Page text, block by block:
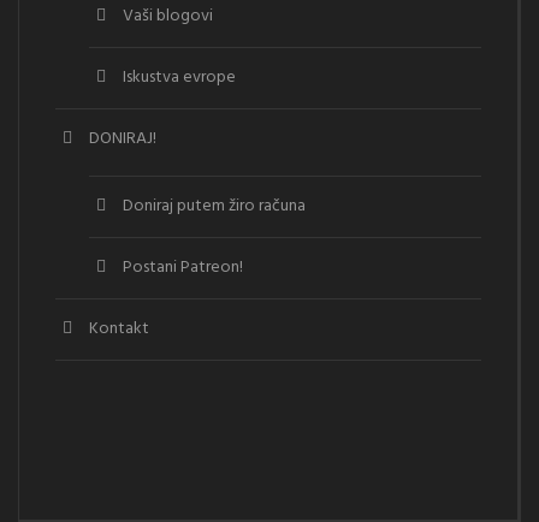
Vaši blogovi
Iskustva evrope
DONIRAJ!
Doniraj putem žiro računa
Postani Patreon!
Kontakt